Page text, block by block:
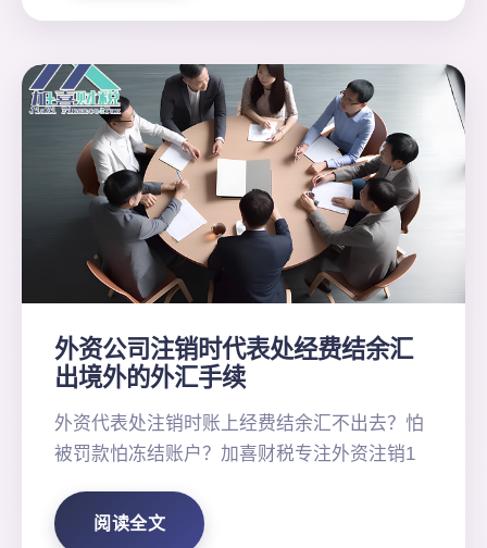
外资公司注销时代表处经费结余汇
出境外的外汇手续
外资代表处注销时账上经费结余汇不出去？怕
被罚款怕冻结账户？加喜财税专注外资注销1
阅读全文